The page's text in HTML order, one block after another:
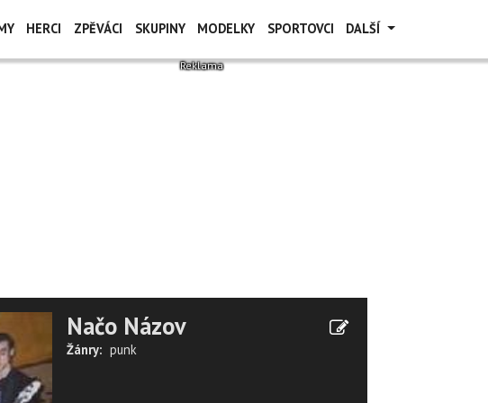
HERCI ZPĚVÁCI SKUPINY MODELKY SPORTOVCI DALŠÍ
Načo Názov
Žánry: punk